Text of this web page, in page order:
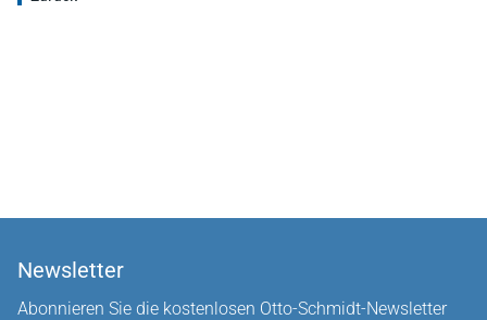
Newsletter
Abonnieren Sie die kostenlosen Otto-Schmidt-Newsletter